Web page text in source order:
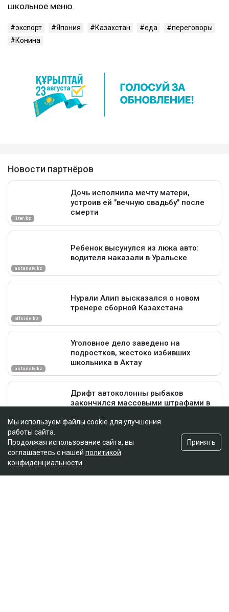
школьное меню.
экспорт Япония Казахстан еда
переговоры
Конина
Мы используем файлы cookie для улучшения
работы сайта.
Продолжая использование сайта, вы
соглашаетесь с нашей политикой
конфиденциальности
Принять